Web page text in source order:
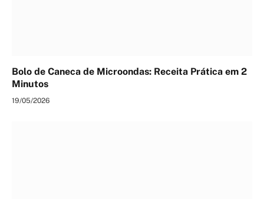
Bolo de Caneca de Microondas: Receita Prática em 2
Minutos
19/05/2026